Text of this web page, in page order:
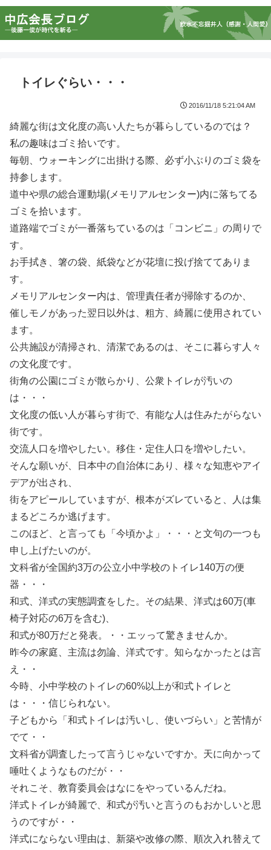
トイレぐらい・・・
2016/11/18 5:21:04 AM
綺麗な街は文化度の高い人たちが暮らしているのでは？
私の趣味はゴミ拾いです。
毎朝、ウォーキングに出掛ける際、必ず小ぶりのゴミ袋を
持参します。
道中や県の総合運動場(メモリアルセンター)内に落ちてる
ゴミを拾います。
道路端でゴミが一番落ちているのは「コンビニ」の周りで
す。
お手拭き、箸の袋、紙袋などが花壇に投げ捨ててありま
す。
メモリアルセンター内は、管理責任者が掃除するのか、
催しモノがあった翌日以外は、粗方、綺麗に使用されてい
ます。
公共施設が清掃され、清潔であるのは、そこに暮らす人々
の文化度です。
街角の公園にゴミが散らかり、公衆トイレが汚いの
は・・・
文化度の低い人が暮らす街で、有能な人は住みたがらない
街です。
交流人口を増やしたい。移住・定住人口を増やしたい。
そんな願いが、日本中の自治体にあり、様々な知恵やアイ
デアが出され、
街をアピールしていますが、根本がズレていると、人は集
まるどころか逃げます。
このほど、と言っても「今頃かよ」・・・と文句の一つも
申し上げたいのが。
文科省が全国約3万の公立小中学校のトイレ140万の便
器・・・
和式、洋式の実態調査をした。その結果、洋式は60万(車
椅子対応の6万を含む)、
和式が80万だと発表。・・エッって驚きませんか。
昨今の家庭、主流は勿論、洋式です。知らなかったとは言
え・・
今時、小中学校のトイレの60%以上が和式トイレと
は・・・信じられない。
子どもから「和式トイレは汚いし、使いづらい」と苦情が
でて・・
文科省が調査したって言うじゃないですか。天に向かって
唾吐くようなものだが・・
それこそ、教育委員会はなにをやっているんだね。
洋式トイレが綺麗で、和式が汚いと言うのもおかしいと思
うのですが・・
洋式にならない理由は、新築や改修の際、順次入れ替えて